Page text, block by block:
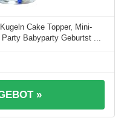
Cake Topper, Mini-
Babyparty Geburtst ...
»